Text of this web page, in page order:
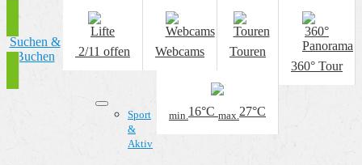
360° Tour
Touren
Webcams
2/11 offen
min.16°C max.27°C
Suchen &
Buchen
Sport
&
Aktiv